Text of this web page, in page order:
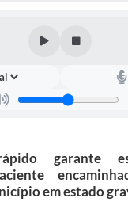
garante
em estado